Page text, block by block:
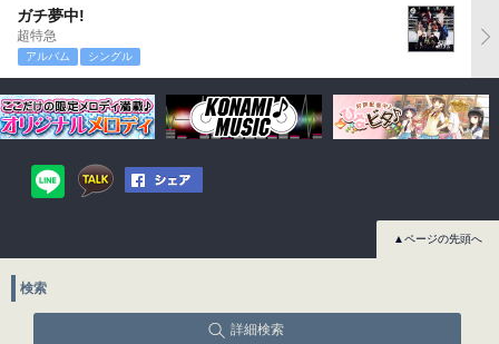
ガチ夢中!
超特急
アルバム シングル
▲ページの先頭へ
検索
詳細検索